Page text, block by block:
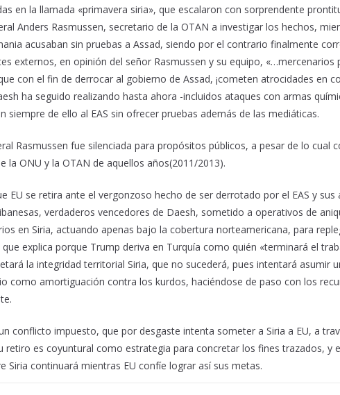
en la llamada «primavera siria», que escalaron con sorprendente
Anders Rasmussen, secretario de la OTAN a investigar los hechos,
acusaban sin pruebas a Assad, siendo por el contrario finalmente
externos, en opinión del señor Rasmussen y su equipo, «…mercenarios
con el fin de derrocar al gobierno de Assad, ¡cometen atrocidades en
ha seguido realizando hasta ahora -incluidos ataques con armas
siempre de ello al EAS sin ofrecer pruebas además de las mediáticas.
Rasmussen fue silenciada para propósitos públicos, a pesar de lo cual
la ONU y la OTAN de aquellos años(2011/2013).
EU se retira ante el vergonzoso hecho de ser derrotado por el EAS y sus
verdaderos vencedores de Daesh, sometido a operativos de
en Siria, actuando apenas bajo la cobertura norteamericana, para
explica porque Trump deriva en Turquía como quién «terminará el
la integridad territorial Siria, que no sucederá, pues intentará asumir
como amortiguación contra los kurdos, haciéndose de paso con los
conflicto impuesto, que por desgaste intenta someter a Siria a EU, a
retiro es coyuntural como estrategia para concretar los fines trazados, y
Siria continuará mientras EU confíe lograr así sus metas.